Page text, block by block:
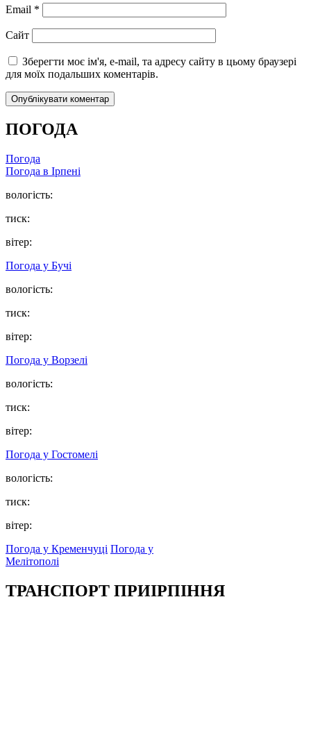
Email *
Сайт
Зберегти моє ім'я, e-mail, та адресу сайту в цьому браузері
для моїх подальших коментарів.
ПОГОДА
Погода
Погода в Ірпені
вологість:
тиск:
вітер:
Погода у Бучі
вологість:
тиск:
вітер:
Погода у Ворзелі
вологість:
тиск:
вітер:
Погода у Гостомелі
вологість:
тиск:
вітер:
Погода у Кременчуці Погода у
Мелітополі
ТРАНСПОРТ ПРИІРПІННЯ